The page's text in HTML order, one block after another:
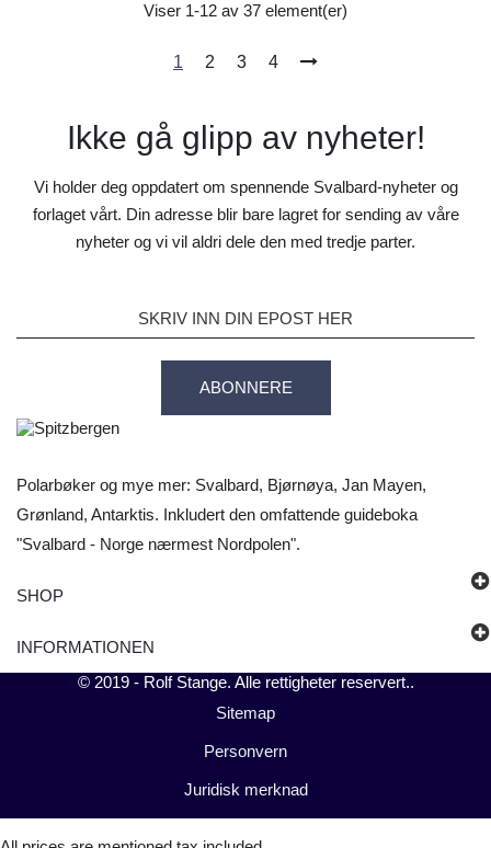
Viser 1-12 av 37 element(er)
1 2 3 4
Ikke gå glipp av nyheter!
Vi holder deg oppdatert om spennende Svalbard-nyheter og
forlaget vårt. Din adresse blir bare lagret for sending av våre
nyheter og vi vil aldri dele den med tredje parter.
ABONNERE
Polarbøker og mye mer: Svalbard, Bjørnøya, Jan Mayen,
Grønland, Antarktis. Inkludert den omfattende guideboka
"Svalbard - Norge nærmest Nordpolen".
SHOP
INFORMATIONEN
© 2019 - Rolf Stange. Alle rettigheter reservert..
Sitemap
Personvern
Juridisk merknad